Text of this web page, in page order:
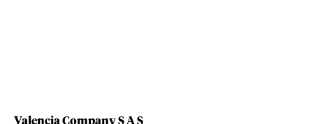
Valencia Company S A S